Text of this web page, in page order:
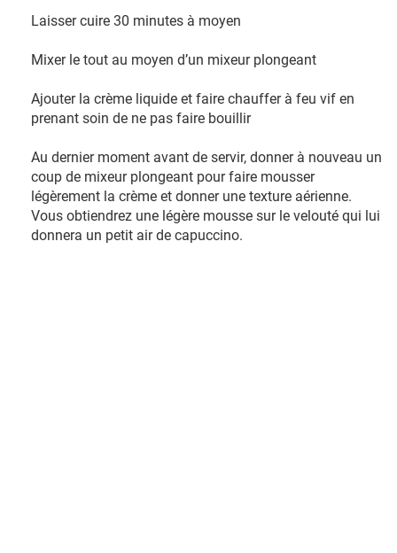
Laisser cuire 30 minutes à moyen
Mixer le tout au moyen d’un mixeur plongeant
Ajouter la crème liquide et faire chauffer à feu vif en
prenant soin de ne pas faire bouillir
Au dernier moment avant de servir, donner à nouveau un
coup de mixeur plongeant pour faire mousser
légèrement la crème et donner une texture aérienne.
Vous obtiendrez une légère mousse sur le velouté qui lui
donnera un petit air de capuccino.